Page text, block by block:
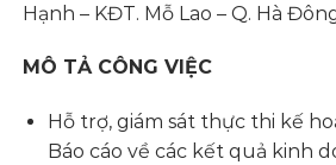
Hạnh – KĐT. Mỗ Lao – Q. Hà
MÔ TẢ CÔNG VIỆC
Hỗ trợ, giám sát thực thi kế
Báo cáo về các kết quả kinh